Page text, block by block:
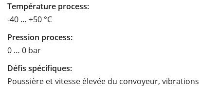
Température process:
-40 … +50 °C
Pression process:
0 … 0 bar
Défis spécifiques:
Poussière et vitesse élevée du convoyeur, vibrations